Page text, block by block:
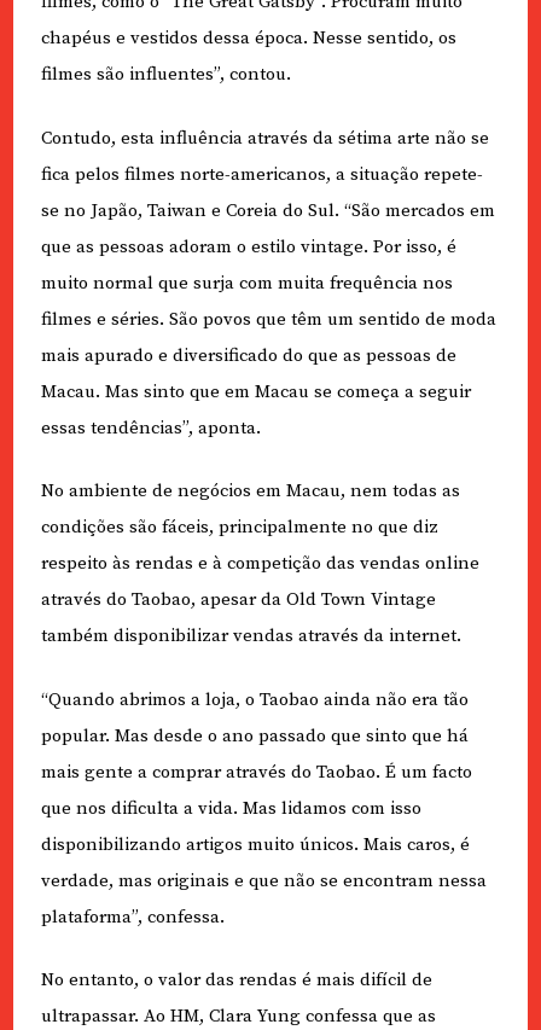
chapéus e vestidos dessa época. Nesse sentido, os
filmes são influentes”, contou.
Contudo, esta influência através da sétima arte não se
fica pelos filmes norte-americanos, a situação repete-
se no Japão, Taiwan e Coreia do Sul. “São mercados em
que as pessoas adoram o estilo vintage. Por isso, é
muito normal que surja com muita frequência nos
filmes e séries. São povos que têm um sentido de moda
mais apurado e diversificado do que as pessoas de
Macau. Mas sinto que em Macau se começa a seguir
essas tendências”, aponta.
No ambiente de negócios em Macau, nem todas as
condições são fáceis, principalmente no que diz
respeito às rendas e à competição das vendas online
através do Taobao, apesar da Old Town Vintage
também disponibilizar vendas através da internet.
“Quando abrimos a loja, o Taobao ainda não era tão
popular. Mas desde o ano passado que sinto que há
mais gente a comprar através do Taobao. É um facto
que nos dificulta a vida. Mas lidamos com isso
disponibilizando artigos muito únicos. Mais caros, é
verdade, mas originais e que não se encontram nessa
plataforma”, confessa.
No entanto, o valor das rendas é mais difícil de
ultrapassar. Ao HM, Clara Yung confessa que as